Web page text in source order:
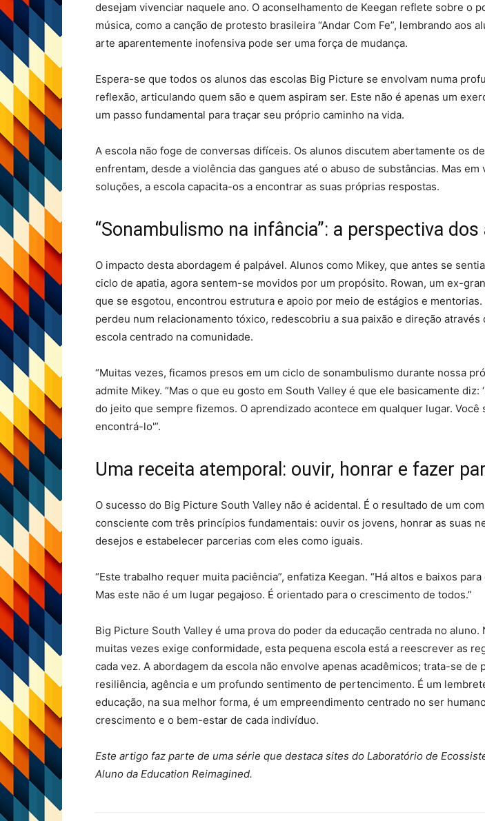
desejam vivenciar naquele ano. O aconselhamento de Keegan reflete sobre o
música, como a canção de protesto brasileira “Andar Com Fe”, lembrando aos
arte aparentemente inofensiva pode ser uma força de mudança.
Espera-se que todos os alunos das escolas Big Picture se envolvam numa
reflexão, articulando quem são e quem aspiram ser. Este não é apenas um
um passo fundamental para traçar seu próprio caminho na vida.
A escola não foge de conversas difíceis. Os alunos discutem abertamente os
enfrentam, desde a violência das gangues até o abuso de substâncias. Mas em
soluções, a escola capacita-os a encontrar as suas próprias respostas.
“Sonambulismo na infância”: a perspectiva dos
O impacto desta abordagem é palpável. Alunos como Mikey, que antes se
ciclo de apatia, agora sentem-se movidos por um propósito. Rowan, um ex-
que se esgotou, encontrou estrutura e apoio por meio de estágios e mentorias.
perdeu num relacionamento tóxico, redescobriu a sua paixão e direção através
escola centrado na comunidade.
“Muitas vezes, ficamos presos em um ciclo de sonambulismo durante nossa
admite Mikey. “Mas o que eu gosto em South Valley é que ele basicamente diz:
do jeito que sempre fizemos. O aprendizado acontece em qualquer lugar. Você
encontrá-lo'”.
Uma receita atemporal: ouvir, honrar e fazer
O sucesso do Big Picture South Valley não é acidental. É o resultado de um
consciente com três princípios fundamentais: ouvir os jovens, honrar as suas
desejos e estabelecer parcerias com eles como iguais.
“Este trabalho requer muita paciência”, enfatiza Keegan. “Há altos e baixos
Mas este não é um lugar pegajoso. É orientado para o crescimento de todos.”
Big Picture South Valley é uma prova do poder da educação centrada no aluno.
muitas vezes exige conformidade, esta pequena escola está a reescrever as
cada vez. A abordagem da escola não envolve apenas acadêmicos; trata-se de
resiliência, agência e um profundo sentimento de pertencimento. É um
educação, na sua melhor forma, é um empreendimento centrado no ser
crescimento e o bem-estar de cada indivíduo.
Este artigo faz parte de uma série que destaca sites do Laboratório de
Aluno da Education Reimagined.